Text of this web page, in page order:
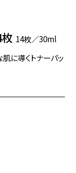
14枚／30ml
に導くトナーパッ